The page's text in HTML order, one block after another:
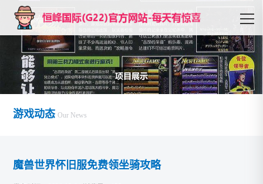
游戏动态 Our News
魔兽世界怀旧服免费领坐骑攻略